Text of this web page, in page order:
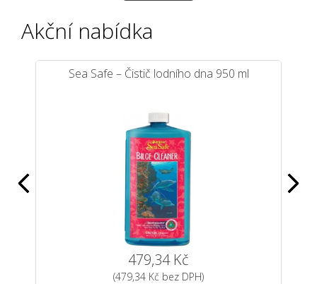
Akční nabídka
Sea Safe – Čistič lodního dna 950 ml
479,34 Kč
(479,34 Kč bez DPH)